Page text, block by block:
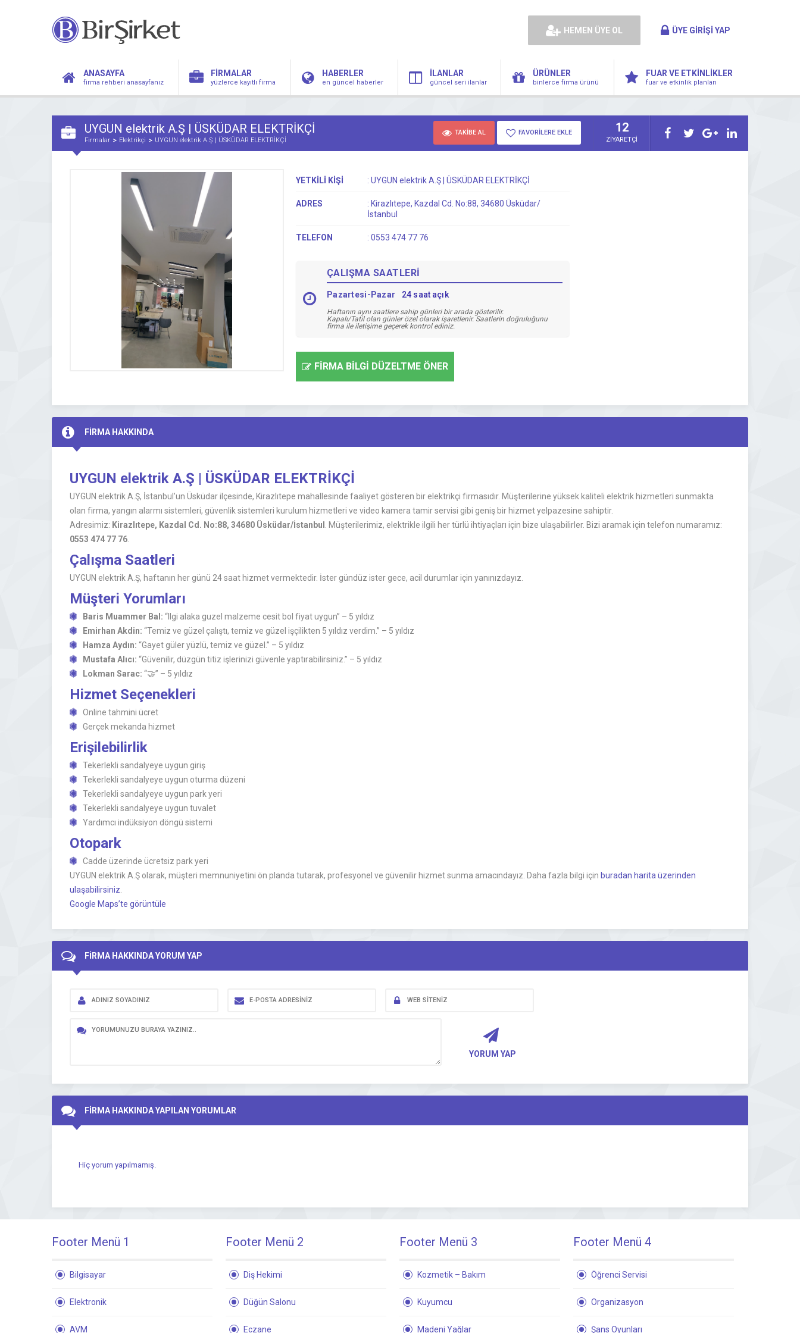
HEMEN ÜYE OL ÜYE GİRİŞİ YAP
ANASAYFA
firma rehberi anasayfanız
FİRMALAR
yüzlerce kayıtlı firma
HABERLER
en güncel haberler
İLANLAR
güncel seri ilanlar
ÜRÜNLER
binlerce firma ürünü
FUAR VE ETKİNLİKLER
fuar ve etkinlik planları
UYGUN elektrik A.Ş | ÜSKÜDAR ELEKTRİKÇİ
Firmalar Elektrikçi UYGUN elektrik A.Ş | ÜSKÜDAR ELEKTRİKÇİ
TAKİBE AL FAVORİLERE EKLE 12
ZİYARETÇİ
YETKİLİ KİŞİ : UYGUN elektrik A.Ş | ÜSKÜDAR ELEKTRİKÇİ
ADRES : Kirazlıtepe, Kazdal Cd. No:88, 34680 Üsküdar/
İstanbul
TELEFON : 0553 474 77 76
ÇALIŞMA SAATLERİ
Pazartesi-Pazar 24 saat açık
Haftanın aynı saatlere sahip günleri bir arada gösterilir.
Kapalı/Tatil olan günler özel olarak işaretlenir. Saatlerin doğruluğunu
firma ile iletişime geçerek kontrol ediniz.
FİRMA BİLGİ DÜZELTME ÖNER
FİRMA HAKKINDA
UYGUN elektrik A.Ş | ÜSKÜDAR ELEKTRİKÇİ
UYGUN elektrik A.Ş, İstanbul’un Üsküdar ilçesinde, Kirazlıtepe mahallesinde faaliyet gösteren bir elektrikçi firmasıdır. Müşterilerine yüksek kaliteli elektrik hizmetleri sunmakta
olan firma, yangın alarmı sistemleri, güvenlik sistemleri kurulum hizmetleri ve video kamera tamir servisi gibi geniş bir hizmet yelpazesine sahiptir.
Adresimiz: Kirazlıtepe, Kazdal Cd. No:88, 34680 Üsküdar/İstanbul
. Müşterilerimiz, elektrikle ilgili her türlü ihtiyaçları için bize ulaşabilirler. Bizi aramak için telefon numaramız:
0553 474 77 76
Çalışma Saatleri
UYGUN elektrik A.Ş, haftanın her günü 24 saat hizmet vermektedir. İster gündüz ister gece, acil durumlar için yanınızdayız.
Müşteri Yorumları
Baris Muammer Bal: “Ilgi alaka guzel malzeme cesit bol fiyat uygun” – 5 yıldız
Emirhan Akdin: “Temiz ve güzel çalıştı, temiz ve güzel işçilikten 5 yıldız verdim.” – 5 yıldız
Hamza Aydın: “Gayet güler yüzlü, temiz ve güzel.” – 5 yıldız
Mustafa Alıcı: “Güvenilir, düzgün titiz işlerinizi güvenle yaptırabilirsiniz.” – 5 yıldız
Lokman Sarac: “🤝” – 5 yıldız
Hizmet Seçenekleri
Online tahmini ücret
Gerçek mekanda hizmet
Erişilebilirlik
Tekerlekli sandalyeye uygun giriş
Tekerlekli sandalyeye uygun oturma düzeni
Tekerlekli sandalyeye uygun park yeri
Tekerlekli sandalyeye uygun tuvalet
Yardımcı indüksiyon döngü sistemi
Otopark
Cadde üzerinde ücretsiz park yeri
UYGUN elektrik A.Ş olarak, müşteri memnuniyetini ön planda tutarak, profesyonel ve güvenilir hizmet sunma amacındayız. Daha fazla bilgi için buradan harita üzerinden
ulaşabilirsiniz
Google Maps’te görüntüle
FİRMA HAKKINDA YORUM YAP
YORUM YAP
FİRMA HAKKINDA YAPILAN YORUMLAR
Hiç yorum yapılmamış.
Footer Menü 1
Bilgisayar
Elektronik
AVM
Footer Menü 2
Diş Hekimi
Düğün Salonu
Eczane
Footer Menü 3
Kozmetik – Bakım
Kuyumcu
Madeni Yağlar
Footer Menü 4
Öğrenci Servisi
Organizasyon
Şans Oyunları